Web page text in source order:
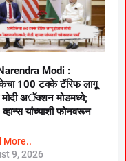
Modi :
100 टक्के टॅरिफ लागू
मोदी अॅक्शन मोडमध्ये;
यांच्याशी फोनवरून
More..
9, 2026